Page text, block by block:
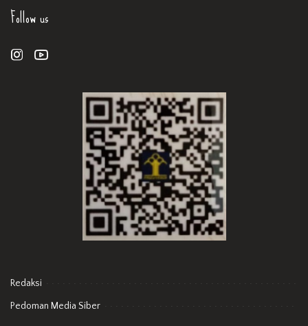
Follow us
Redaksi
Pedoman Media Siber